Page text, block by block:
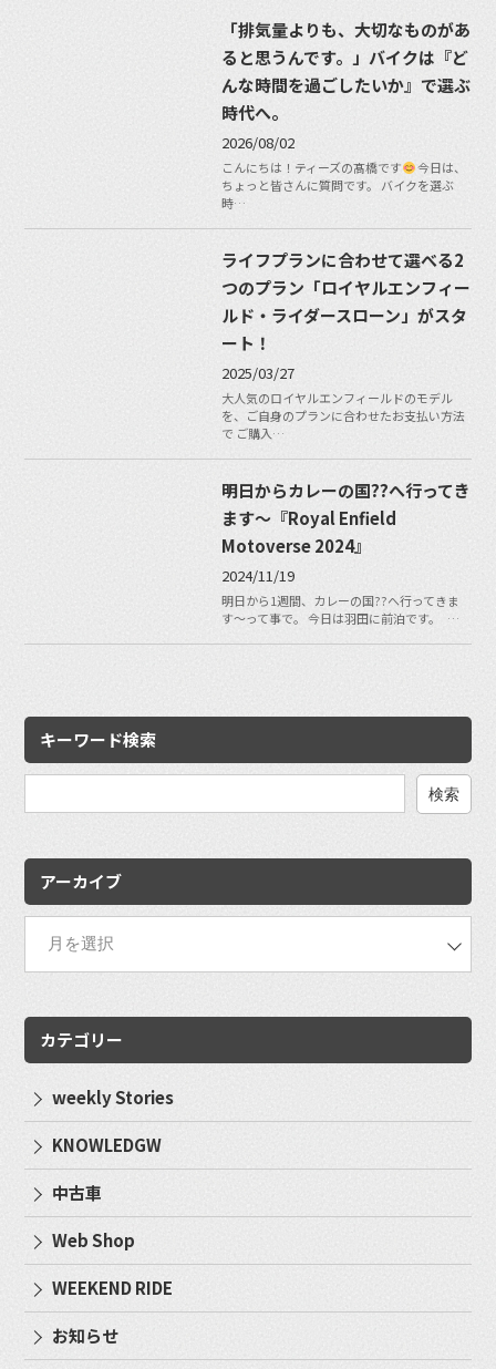
「排気量よりも、大切なものがあ
ると思うんです。」バイクは『ど
んな時間を過ごしたいか』で選ぶ
時代へ。
2026/08/02
こんにちは！ティーズの髙橋です
今日は、
ちょっと皆さんに質問です。 バイクを選ぶ
時…
ライフプランに合わせて選べる2
つのプラン「ロイヤルエンフィー
ルド・ライダースローン」がスタ
ート！
2025/03/27
大人気のロイヤルエンフィールドのモデル
を、ご自身のプランに合わせたお支払い方法
で ご購入…
明日からカレーの国??へ行ってき
ます〜『Royal Enfield
Motoverse 2024』
2024/11/19
明日から1週間、カレーの国??へ行ってきま
す〜って事で。 今日は羽田に前泊です。 …
キーワード検索
アーカイブ
カテゴリー
weekly Stories
KNOWLEDGW
中古車
Web Shop
WEEKEND RIDE
お知らせ